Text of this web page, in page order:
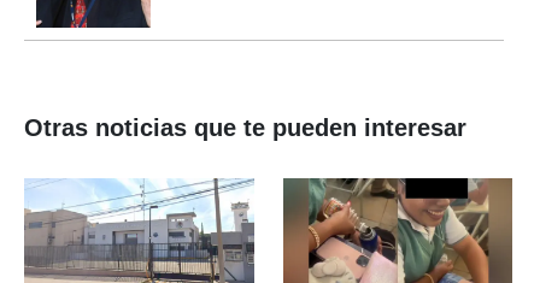
Otras noticias que te pueden interesar